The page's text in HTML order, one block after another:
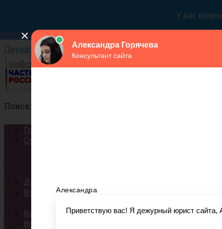
Перейти к контенту
Поиск:
Города
Структура
ДМБ
ВУЗы
Контракт
Вопросы